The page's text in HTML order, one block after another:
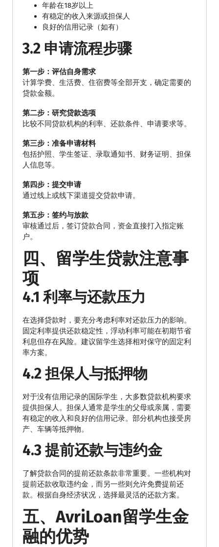
年龄在18岁以上
有稳定的收入来源或担保人
良好的信用记录（如有）
3.2 申请流程步骤
第一步：评估自身需求
计算学费、生活费、住宿费等全部开支，确定需要的
贷款金额。
第二步：研究贷款选项
比较不同贷款机构的利率、还款条件、申请要求等。
第三步：准备申请材料
包括护照、学生签证、录取通知书、财务证明、担保
人信息等。
第四步：提交申请
通过线上或线下渠道提交贷款申请。
第五步：签约与放款
审核通过后，签订贷款合同，资金直接打入指定账
户。
四、留学生贷款注意事
项
4.1 利率与还款压力
在选择贷款时，要充分考虑利率对还款压力的影响。
固定利率提供还款稳定性，浮动利率可能在初期节省
利息但存在风险。建议留学生选择相对保守的固定利
率方案。
4.2 担保人与抵押物
对于没有信用记录的国际学生，大多数贷款机构要求
提供担保人。担保人通常是学生的父母或亲属，需要
有稳定的收入和良好的信用记录。部分机构也接受房
产、车辆等抵押物。
4.3 提前还款与违约金
了解贷款合同的提前还款条款非常重要。一些机构对
提前还款收取违约金，而另一些则允许免费提前还
款。根据自身经济状况，选择最灵活的还款方案。
五、AvriLoan留学生金
融的优势